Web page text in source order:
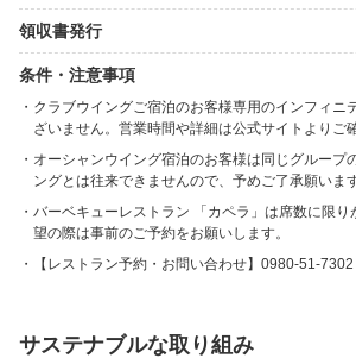
領収書発行
条件・注意事項
クラブウイングご宿泊のお客様専用のインフィニ
ざいません。営業時間や詳細は公式サイトよりご
オーシャンウイング宿泊のお客様は同じグループ
ングとは往来できませんので、予めご了承願います
バーベキューレストラン 「カペラ」は席数に限
望の際は事前のご予約をお願いします。
【レストラン予約・お問い合わせ】0980-51-7302
サステナブルな取り組み